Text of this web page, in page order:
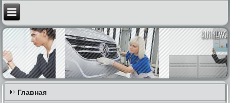
Главная